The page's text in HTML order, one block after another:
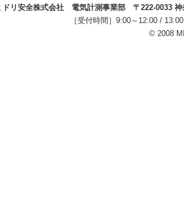
ドリ安全株式会社 電気計測事業部 〒222-0033
［受付時間］9:00～12:00 /
© 2008